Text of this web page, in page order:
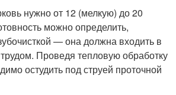
нужно от 12 (мелкую) до 20
можно определить,
— она должна входить в
Проведя тепловую обработку
остудить под струей проточной